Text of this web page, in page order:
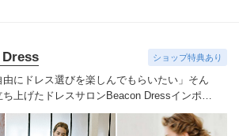
Dress ショップ特典あり
由にドレス選びを楽しんでもらいたい」そん
ち上げたドレスサロンBeacon Dressインポー
らではの繊細なレースやビジューをあしらっ
の届く価格でご用意
NYで注目されているア